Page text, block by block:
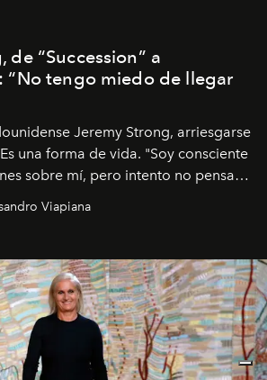
de “Succession” a
“No tengo miedo de llegar
Jeremy Strong, arriesgarse
una forma de vida. "Soy consciente
sobre mí, pero intento no pensar
me perciben. Creo que es una
afirma.
Viapiana